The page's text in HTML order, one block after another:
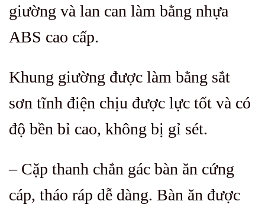
giường và lan can làm bằng nhựa
ABS cao cấp.
Khung giường được làm bằng sắt
sơn tĩnh điện chịu được lực tốt và có
độ bền bỉ cao, không bị gỉ sét.
– Cặp thanh chắn gác bàn ăn cứng
cáp, tháo ráp dễ dàng. Bàn ăn được